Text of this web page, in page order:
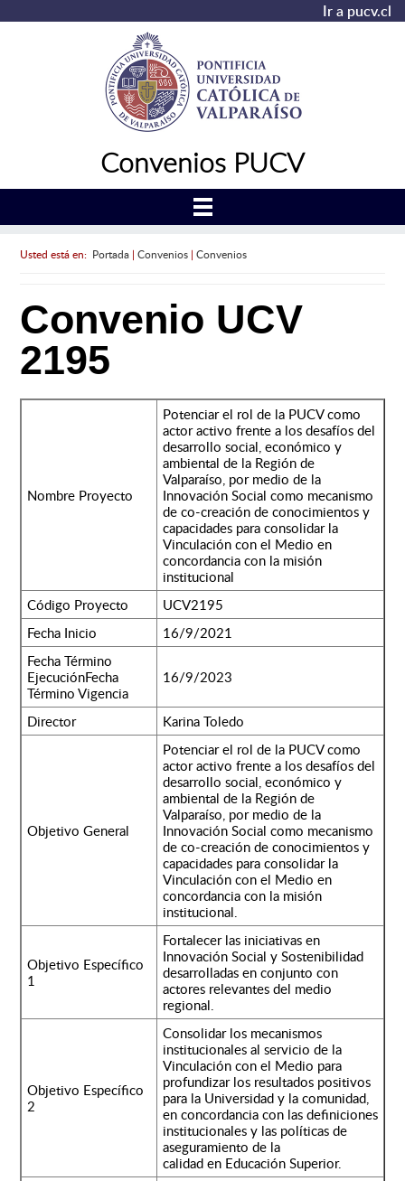
Ir a pucv.cl
Convenios PUCV
Usted está en: Portada| Convenios| Convenios
Convenio UCV
2195
Nombre Proyecto
Potenciar el rol de la PUCV como
actor activo frente a los desafíos del
desarrollo social, económico y
ambiental de la Región de
Valparaíso, por medio de la
Innovación Social como mecanismo
de co-creación de conocimientos y
capacidades para consolidar la
Vinculación con el Medio en
concordancia con la misión
institucional
Código Proyecto
UCV2195
Fecha Inicio
16/9/2021
Fecha Término
EjecuciónFecha
Término Vigencia
16/9/2023
Director Karina Toledo
Objetivo General
Potenciar el rol de la PUCV como
actor activo frente a los desafíos del
desarrollo social, económico y
ambiental de la Región de
Valparaíso, por medio de la
Innovación Social como mecanismo
de co-creación de conocimientos y
capacidades para consolidar la
Vinculación con el Medio en
concordancia con la misión
institucional.
Objetivo Específico
1
Fortalecer las iniciativas en
Innovación Social y Sostenibilidad
desarrolladas en conjunto con
actores relevantes del medio
regional.
Objetivo Específico
2
Consolidar los mecanismos
institucionales al servicio de la
Vinculación con el Medio para
profundizar los resultados positivos
para la Universidad y la comunidad,
en concordancia con las definiciones
institucionales y las políticas de
aseguramiento de la
calidad en Educación Superior.